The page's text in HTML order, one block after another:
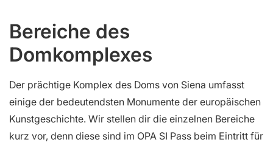
Bereiche des
Domkomplexes
Der prächtige Komplex des Doms von Siena umfasst
einige der bedeutendsten Monumente der europäischen
Kunstgeschichte. Wir stellen dir die einzelnen Bereiche
kurz vor, denn diese sind im OPA SI Pass beim Eintritt für